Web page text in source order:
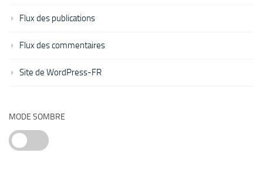
Flux des publications
Flux des commentaires
Site de WordPress-FR
MODE SOMBRE